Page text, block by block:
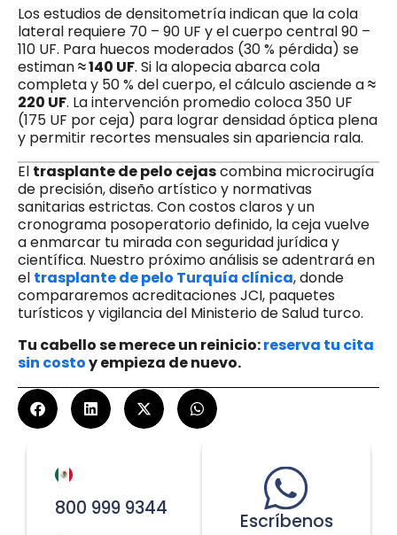
Los estudios de densitometría indican que la cola
lateral requiere 70 – 90 UF y el cuerpo central 90 –
110 UF. Para huecos moderados (30 % pérdida) se
estiman≈ 140 UF. Si la alopecia abarca cola
completa y 50 % del cuerpo, el cálculo asciende a≈
220 UF. La intervención promedio coloca 350 UF
(175 UF por ceja) para lograr densidad óptica plena
y permitir recortes mensuales sin apariencia rala.
El trasplante de pelo cejascombina microcirugía
de precisión, diseño artístico y normativas
sanitarias estrictas. Con costos claros y un
cronograma posoperatorio definido, la ceja vuelve
a enmarcar tu mirada con seguridad jurídica y
científica. Nuestro próximo análisis se adentrará en
el trasplante de pelo Turquía clínica, donde
compararemos acreditaciones JCI, paquetes
turísticos y vigilancia del Ministerio de Salud turco.
Tu cabello se merece un reinicio:reserva tu cita
sin costoy empieza de nuevo.
800 999 9344
Escríbenos